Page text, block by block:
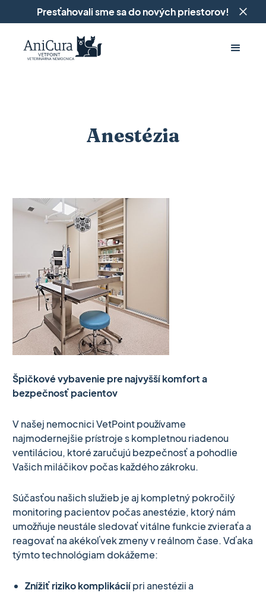
Presťahovali sme sa do nových priestorov!
Anestézia
Špičkové vybavenie pre najvyšší komfort a
bezpečnosť pacientov
V našej nemocnici VetPoint používame
najmodernejšie prístroje s kompletnou riadenou
ventiláciou, ktoré zaručujú bezpečnosť a pohodlie
Vašich miláčikov počas každého zákroku.
Súčasťou našich služieb je aj kompletný pokročilý
monitoring pacientov počas anestézie, ktorý nám
umožňuje neustále sledovať vitálne funkcie zvieraťa a
reagovať na akékoľvek zmeny v reálnom čase. Vďaka
týmto technológiam dokážeme:
Znížiť riziko komplikáciípri anestézii a